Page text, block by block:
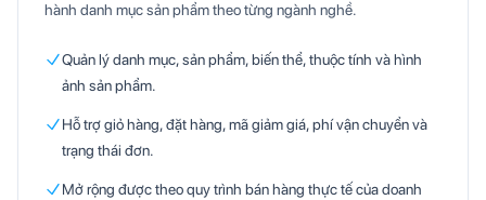
hành danh mục sản phẩm theo từng ngành nghề.
Quản lý danh mục, sản phẩm, biến thể, thuộc tính và hình
ảnh sản phẩm.
Hỗ trợ giỏ hàng, đặt hàng, mã giảm giá, phí vận chuyển và
trạng thái đơn.
Mở rộng được theo quy trình bán hàng thực tế của doanh